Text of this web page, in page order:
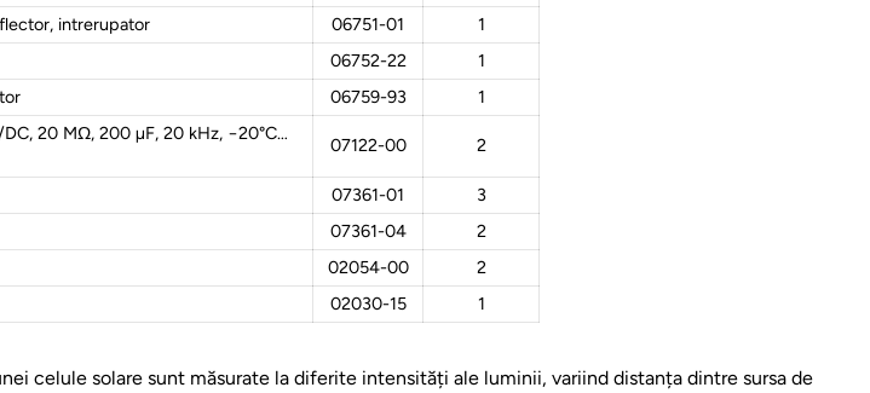
intrerupator
06751-01
1
06752-22
1
06759-93
1
20 MΩ, 200 µF, 20 kHz, −20°C…
07122-00 2
07361-01
3
07361-04
2
02054-00
2
02030-15 1
celule solare sunt măsurate la diferite intensități ale luminii, variind distanța dintre sursa de